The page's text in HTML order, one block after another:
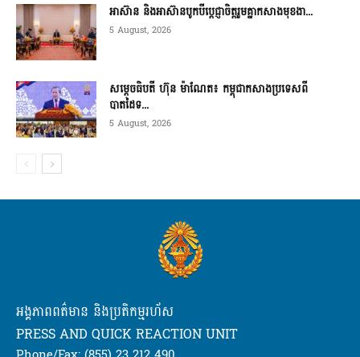
អាស៊ាន និងអាស៊ានបូកបីប្តេជ្ញាចិត្តរួមគ្នាកសាងមុខងា...
5 August, 2026
សម្ដេចធិបតី ហ៊ុន ម៉ាណែត៖ កម្ពុជាកសាងប្រទេសពី
បាតដៃទ...
5 August, 2026
អង្គភាពពត៌មាន និងប្រតិកម្មរហ័ស
PRESS AND QUICK REACTION UNIT